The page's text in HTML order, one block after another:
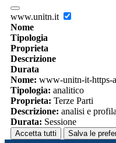
www.unitn.it
Nome
Tipologia
Proprieta
Descrizione
Durata
Nome: www-unitn-it-https-
Tipologia: analitico
Proprieta: Terze Parti
Descrizione: analisi e
Durata: Sessione
Accetta tutti Salva le